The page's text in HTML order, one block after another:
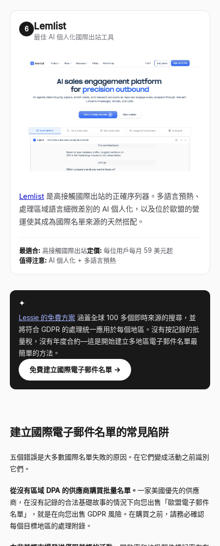
6 Lemlist
最佳 AI 個人化國際出站工具
Lemlist 是高接觸國際出站的正確序列器。多語言預熱、
處理區域語言細微差別的 AI 個人化，以及位於歐盟的營
運使其成為國際名單來源的天然搭配。
最適合: 高接觸國際出站定價: 每位用戶每月 59 美元起
值得注意: AI 個人化 + 多語言預熱
✦
Lessie 的免費方案 涵蓋全球 100 多個即時來源的搜尋，並
將符合 GDPR 的處理統一應用於每個地區。沒有按記錄的批
量稅，沒有年度合約—這是開始建立多地區電子郵件名單最
簡單的方法。
免費建立國際電子郵件名單 →
建立國際電子郵件名單的常見陷阱
五個錯誤是大多數國際名單失敗的原因。在它們變成活動之前識別
它們。
從沒有區域 DPA 的供應商購買批量名單。 一家美國優先的供應
商，在沒有記錄的合法基礎故事的情況下向您出售「歐盟電子郵件
名單」，就是在向您出售 GDPR 風險。在購買之前，請務必確認
每個目標地區的處理附錄。